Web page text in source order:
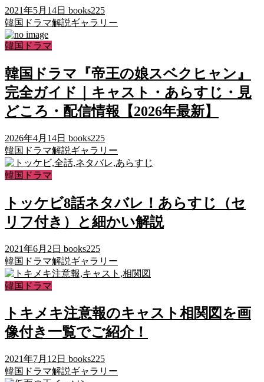
2021年5月14日 books225
韓国ドラマ解説ギャラリー
韓国ドラマ
韓国ドラマ『帝王の娘スベクヒャン』
完全ガイド｜キャスト・あらすじ・見
どころ・配信情報【2026年最新】
2026年4月14日 books225
韓国ドラマ解説ギャラリー
韓国ドラマ
トッケビ8話ネタバレ！あらすじ（セ
リフ付き）と細かい解説
2021年6月2日 books225
韓国ドラマ解説ギャラリー
韓国ドラマ
トキメキ注意報のキャスト相関図を画
像付き一覧でご紹介！
2021年7月12日 books225
韓国ドラマ解説ギャラリー